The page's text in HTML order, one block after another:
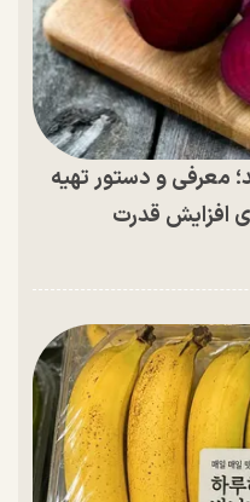
معرفی و دستور تهیه
افزایش قدرت